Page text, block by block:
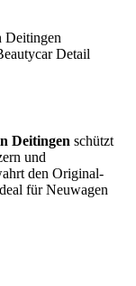
Deitingen schützt
und
den Original-
für Neuwagen